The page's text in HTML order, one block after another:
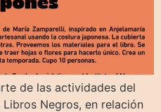
de las actividades del
Negros, en relación